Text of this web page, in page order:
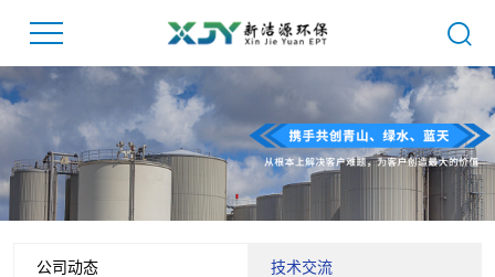
公司动态 技术交流